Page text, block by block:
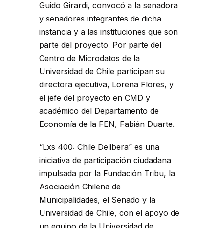
Guido Girardi, convocó a la senadora
y senadores integrantes de dicha
instancia y a las instituciones que son
parte del proyecto. Por parte del
Centro de Microdatos de la
Universidad de Chile participan su
directora ejecutiva, Lorena Flores, y
el jefe del proyecto en CMD y
académico del Departamento de
Economía de la FEN, Fabián Duarte.
“Lxs 400: Chile Delibera” es una
iniciativa de participación ciudadana
impulsada por la Fundación Tribu, la
Asociación Chilena de
Municipalidades, el Senado y la
Universidad de Chile, con el apoyo de